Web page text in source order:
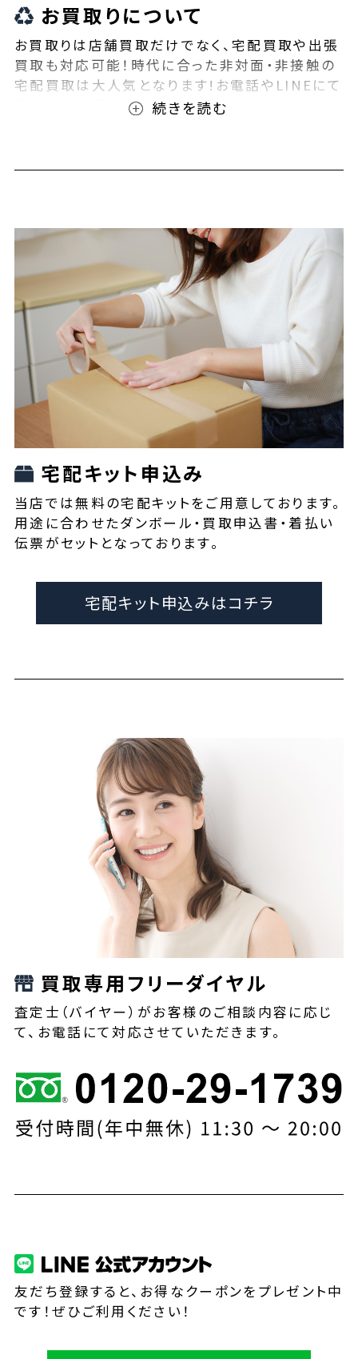
お買取りについて
お買取りは店舗買取だけでなく、宅配買取や出張
買取も対応可能！時代に合った非対面・非接触の
宅配買取は大人気となります!お電話やLINEにて
事前査定が可能となっております！また無料の宅
宅配キット申込み
当店では無料の宅配キットをご用意しております。
用途に合わせたダンボール・買取申込書・着払い
伝票がセットとなっております。
宅配キット申込みはコチラ
買取専用フリーダイヤル
査定士（バイヤー）がお客様のご相談内容に応じ
て、お電話にて対応させていただきます。
友だち登録すると、お得なクーポンをプレゼント中
です！ぜひご利用ください！